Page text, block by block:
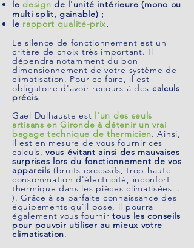
ledesign de l'unité intérieure(mono ou
multi split, gainable) ;
le rapport qualité-prix.
Le silence de fonctionnement est un
critère de choix très important. Il
dépendra notamment du bon
dimensionnement de votre système de
climatisation. Pour cefaire, il est
obligatoire d'avoir recours à des calculs
précis.
Gaël Dulhauste est l'un des seuls
artisans en Gironde à détenir un vrai
bagage technique de thermicien. Ainsi,
il est en mesure de vous fournir ces
calculs,vous évitant ainsi des mauvaises
surprises lors du fonctionnement de vos
appareils (bruits excessifs, trop haute
consommation d'électricité, inconfort
thermique dans les pièces climatisées...
). Grâce à sa parfaite connaissance des
équipements qu'il pose, il pourra
également vous fournirtous les conseils
pour pouvoir utiliser au mieux votre
climatisation.